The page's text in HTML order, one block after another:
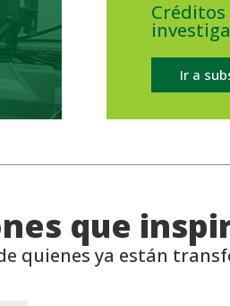
Ir a
que
quienes ya están